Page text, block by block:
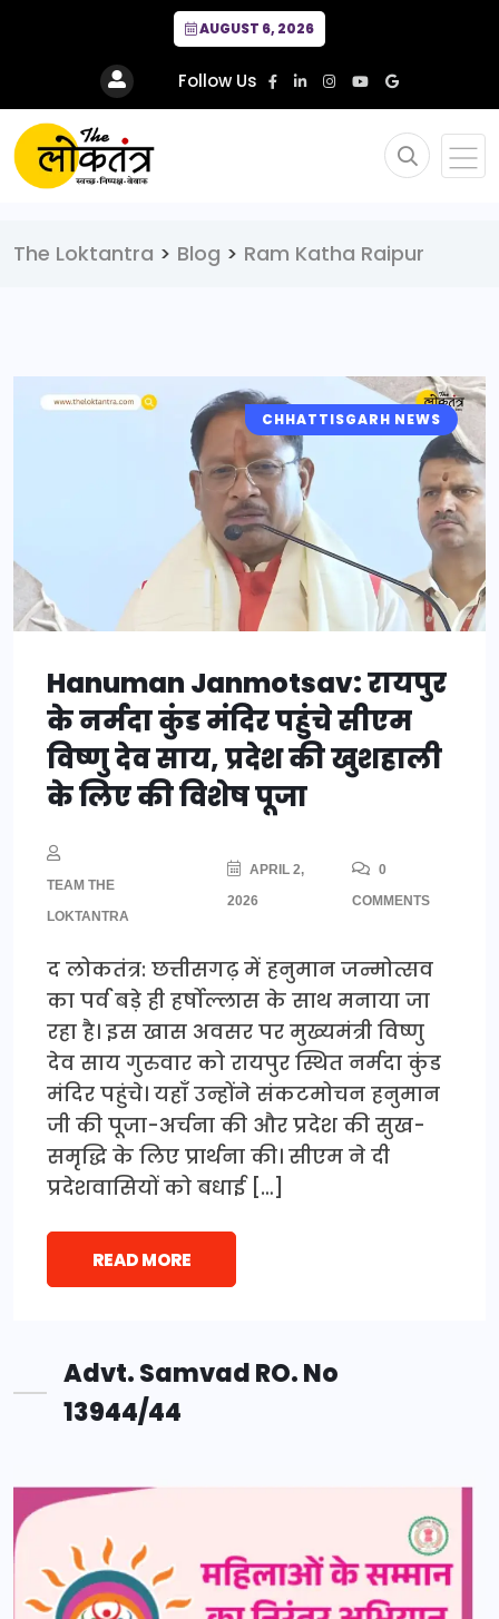
AUGUST 6, 2026
Follow Us
The Loktantra > Blog > Ram Katha Raipur
CHHATTISGARH NEWS
Hanuman Janmotsav: रायपुर
के नर्मदा कुंड मंदिर पहुंचे सीएम
विष्णु देव साय, प्रदेश की खुशहाली
के लिए की विशेष पूजा
TEAM THE
LOKTANTRA
APRIL 2,
2026
0
COMMENTS
द लोकतंत्र: छत्तीसगढ़ में हनुमान जन्मोत्सव
का पर्व बड़े ही हर्षोल्लास के साथ मनाया जा
रहा है। इस खास अवसर पर मुख्यमंत्री विष्णु
देव साय गुरुवार को रायपुर स्थित नर्मदा कुंड
मंदिर पहुंचे। यहाँ उन्होंने संकटमोचन हनुमान
जी की पूजा-अर्चना की और प्रदेश की सुख-
समृद्धि के लिए प्रार्थना की। सीएम ने दी
प्रदेशवासियों को बधाई […]
READ MORE
Advt. Samvad RO. No
13944/44